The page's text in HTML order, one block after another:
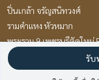
ปิ่นเกล้า จรัญสนิทวงศ์
รามคำแหง หัวหมาก
พระราม 9 เพชรบุรีตัดใหม่
บางนา แบริ่ง ลาซาล
อ่อนนุช อุดมสุข
รับ